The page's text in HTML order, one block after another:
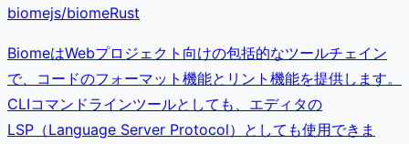
biomejs/biomeRust
BiomeはWebプロジェクト向けの包括的なツールチェイン
で、コードのフォーマット機能とリント機能を提供します。
CLIコマンドラインツールとしても、エディタの
LSP（Language Server Protocol）としても使用できま